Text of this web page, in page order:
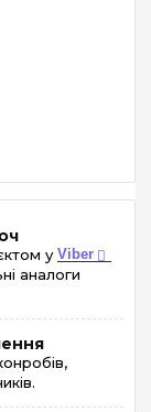
у Viber
аналоги